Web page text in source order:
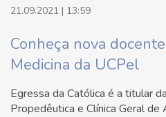
21.09.2021 | 13:59
Conheça nova
Medicina da UCPel
Egressa da Católica é a titular
Propedêutica e Clínica Geral de